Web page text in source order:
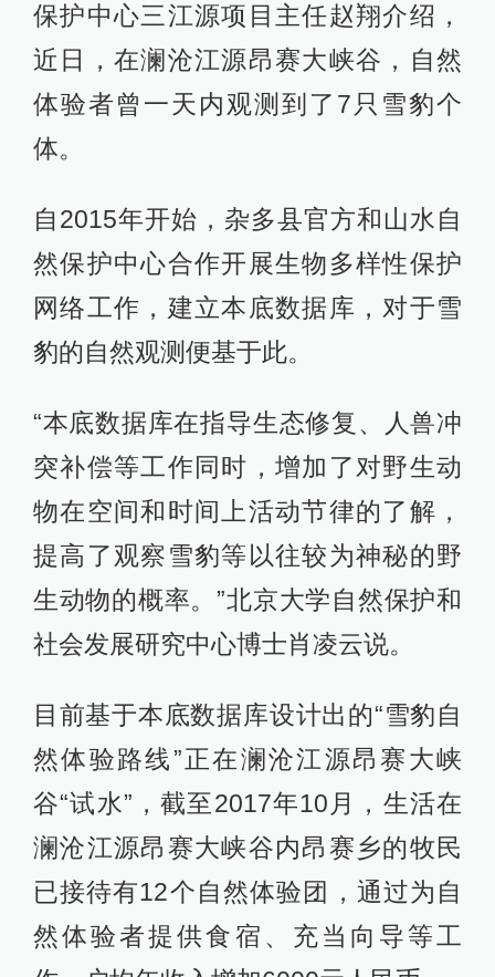
保护中心三江源项目主任赵翔介绍，
近日，在澜沧江源昂赛大峡谷，自然
体验者曾一天内观测到了7只雪豹个
体。
自2015年开始，杂多县官方和山水自
然保护中心合作开展生物多样性保护
网络工作，建立本底数据库，对于雪
豹的自然观测便基于此。
“本底数据库在指导生态修复、人兽冲
突补偿等工作同时，增加了对野生动
物在空间和时间上活动节律的了解，
提高了观察雪豹等以往较为神秘的野
生动物的概率。”北京大学自然保护和
社会发展研究中心博士肖凌云说。
目前基于本底数据库设计出的“雪豹自
然体验路线”正在澜沧江源昂赛大峡
谷“试水”，截至2017年10月，生活在
澜沧江源昂赛大峡谷内昂赛乡的牧民
已接待有12个自然体验团，通过为自
然体验者提供食宿、充当向导等工